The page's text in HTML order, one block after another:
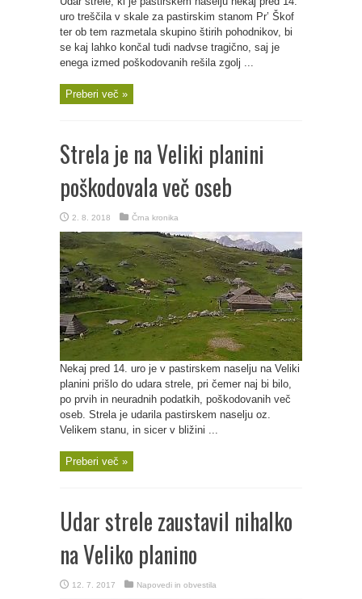
uro treščila v skale za pastirskim stanom Pr’ Škof
ter ob tem razmetala skupino štirih pohodnikov, bi
se kaj lahko končal tudi nadvse tragično, saj je
enega izmed poškodovanih rešila zgolj ...
Preberi več »
Strela je na Veliki planini
poškodovala več oseb
2. 8. 2018 Črna kronika
Nekaj pred 14. uro je v pastirskem naselju na Veliki
planini prišlo do udara strele, pri čemer naj bi bilo,
po prvih in neuradnih podatkih, poškodovanih več
oseb. Strela je udarila pastirskem naselju oz.
Velikem stanu, in sicer v bližini ...
Preberi več »
Udar strele zaustavil nihalko
na Veliko planino
12. 7. 2017 Napovedi in obvestila